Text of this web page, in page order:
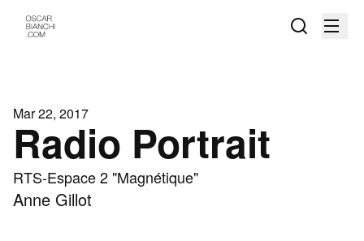
Mar 22, 2017
Radio Portrait
RTS-Espace 2 "Magnétique"
Anne Gillot